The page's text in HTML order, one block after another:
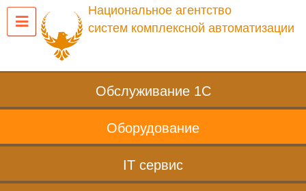
Национальное агентство
систем комплексной автоматизации
Обслуживание 1С
Оборудование
IT сервис